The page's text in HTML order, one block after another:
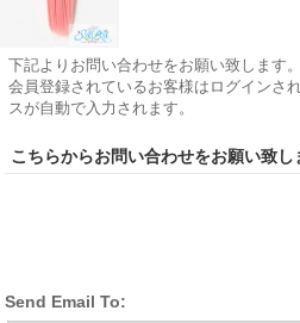
下記よりお問い合わせをお願い致します。
会員登録されているお客様はログインさ
スが自動で入力されます。
こちらからお問い合わせをお願い致し
Send Email To: